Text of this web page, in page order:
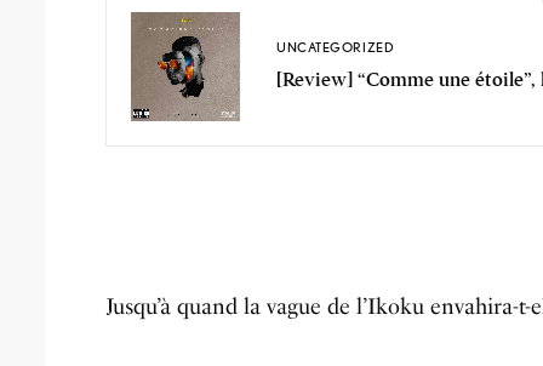
UNCATEGORIZED
[Review] “Comme une étoile”,
Jusqu’à quand la vague de l’Ikoku envahira-